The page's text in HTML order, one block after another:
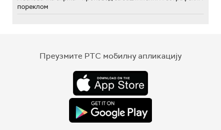
пореклом
Преузмите РТС мобилну апликацију